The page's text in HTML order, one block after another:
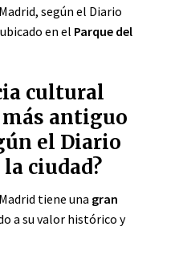
según el Diario
en el Parque del
cultural
antiguo
el Diario
ciudad?
tiene una gran
a su valor histórico y